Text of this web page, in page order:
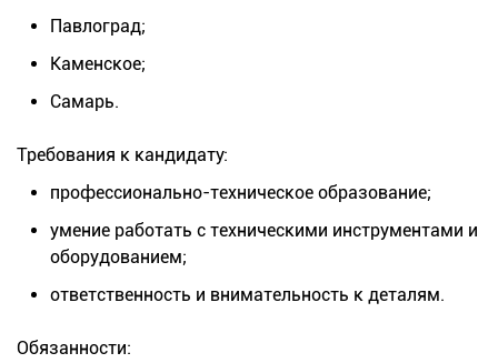
Павлоград;
Каменское;
Самарь.
Требования к кандидату:
профессионально-техническое образование;
умение работать с техническими инструментами и
оборудованием;
ответственность и внимательность к деталям.
Обязанности: